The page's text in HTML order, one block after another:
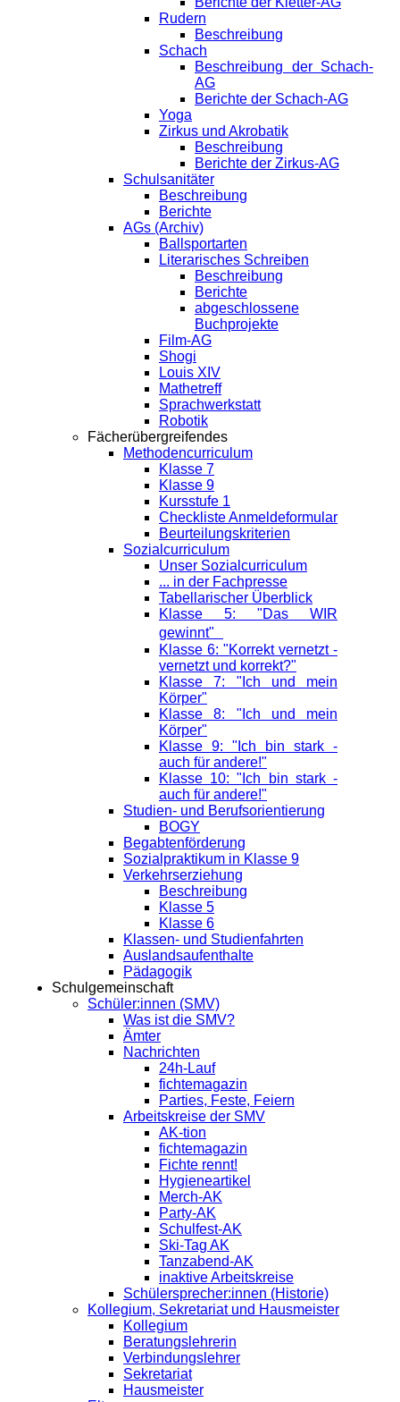
Rudern
Beschreibung
Schach
Beschreibung der Schach-
AG
Berichte der Schach-AG
Yoga
Zirkus und Akrobatik
Beschreibung
Berichte der Zirkus-AG
Schulsanitäter
Beschreibung
Berichte
AGs (Archiv)
Ballsportarten
Literarisches Schreiben
Beschreibung
Berichte
abgeschlossene
Buchprojekte
Film-AG
Shogi
Louis XIV
Mathetreff
Sprachwerkstatt
Robotik
Fächerübergreifendes
Methodencurriculum
Klasse 7
Klasse 9
Kursstufe 1
Checkliste Anmeldeformular
Beurteilungskriterien
Sozialcurriculum
Unser Sozialcurriculum
... in der Fachpresse
Tabellarischer Überblick
Klasse 5: "Das WIR
gewinnt"
Klasse 6: "Korrekt vernetzt -
vernetzt und korrekt?"
Klasse 7: "Ich und mein
Körper"
Klasse 8: "Ich und mein
Körper"
Klasse 9: "Ich bin stark -
auch für andere!"
Klasse 10: "Ich bin stark -
auch für andere!"
Studien- und Berufsorientierung
BOGY
Begabtenförderung
Sozialpraktikum in Klasse 9
Verkehrserziehung
Beschreibung
Klasse 5
Klasse 6
Klassen- und Studienfahrten
Auslandsaufenthalte
Pädagogik
Schulgemeinschaft
Schüler:innen (SMV)
Was ist die SMV?
Ämter
Nachrichten
24h-Lauf
fichtemagazin
Parties, Feste, Feiern
Arbeitskreise der SMV
AK-tion
fichtemagazin
Fichte rennt!
Hygieneartikel
Merch-AK
Party-AK
Schulfest-AK
Ski-Tag AK
Tanzabend-AK
inaktive Arbeitskreise
Schülersprecher:innen (Historie)
Kollegium, Sekretariat und Hausmeister
Kollegium
Beratungslehrerin
Verbindungslehrer
Sekretariat
Hausmeister